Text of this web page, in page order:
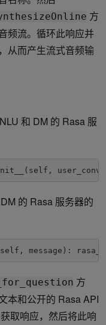
方
频流。循环此响应并
从而产生流式音频输
和 DM 的 Rasa 服
的 Rasa 服务器的
message):
方
本和公开的 Rasa API
取响应，然后将此响